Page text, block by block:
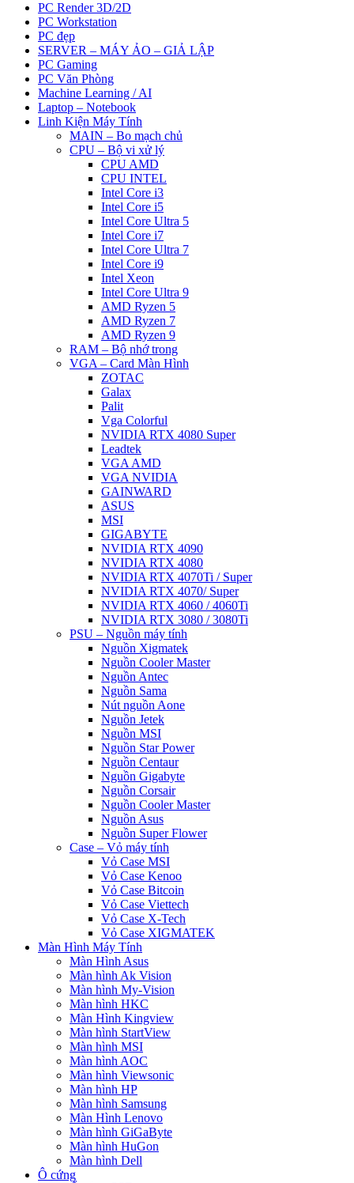
PC Render 3D/2D
PC Workstation
PC đẹp
SERVER – MÁY ẢO – GIẢ LẬP
PC Gaming
PC Văn Phòng
Machine Learning / AI
Laptop – Notebook
Linh Kiện Máy Tính
MAIN – Bo mạch chủ
CPU – Bộ vi xử lý
CPU AMD
CPU INTEL
Intel Core i3
Intel Core i5
Intel Core Ultra 5
Intel Core i7
Intel Core Ultra 7
Intel Core i9
Intel Xeon
Intel Core Ultra 9
AMD Ryzen 5
AMD Ryzen 7
AMD Ryzen 9
RAM – Bộ nhớ trong
VGA – Card Màn Hình
ZOTAC
Galax
Palit
Vga Colorful
NVIDIA RTX 4080 Super
Leadtek
VGA AMD
VGA NVIDIA
GAINWARD
ASUS
MSI
GIGABYTE
NVIDIA RTX 4090
NVIDIA RTX 4080
NVIDIA RTX 4070Ti / Super
NVIDIA RTX 4070/ Super
NVIDIA RTX 4060 / 4060Ti
NVIDIA RTX 3080 / 3080Ti
PSU – Nguồn máy tính
Nguồn Xigmatek
Nguồn Cooler Master
Nguồn Antec
Nguồn Sama
Nút nguồn Aone
Nguồn Jetek
Nguồn MSI
Nguồn Star Power
Nguồn Centaur
Nguồn Gigabyte
Nguồn Corsair
Nguồn Cooler Master
Nguồn Asus
Nguồn Super Flower
Case – Vỏ máy tính
Vỏ Case MSI
Vỏ Case Kenoo
Vỏ Case Bitcoin
Vỏ Case Viettech
Vỏ Case X-Tech
Vỏ Case XIGMATEK
Màn Hình Máy Tính
Màn Hình Asus
Màn hình Ak Vision
Màn hình My-Vision
Màn hình HKC
Màn Hình Kingview
Màn hình StartView
Màn hình MSI
Màn hình AOC
Màn hình Viewsonic
Màn hình HP
Màn hình Samsung
Màn Hình Lenovo
Màn hình GiGaByte
Màn hình HuGon
Màn hình Dell
Ô cứng